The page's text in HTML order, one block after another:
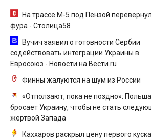
На трассе М-5 под Пензой
фура - Столица58
Вучич заявил о готовности Сербии
содействовать интеграции Украины в
Евросоюз - Новости на Вести.ru
Финны жалуются на шум из России
«Отползают, пока не поздно»: Польша
бросает Украину, чтобы не стать
жертвой Запада
Каххаров раскрыл цену первого куска